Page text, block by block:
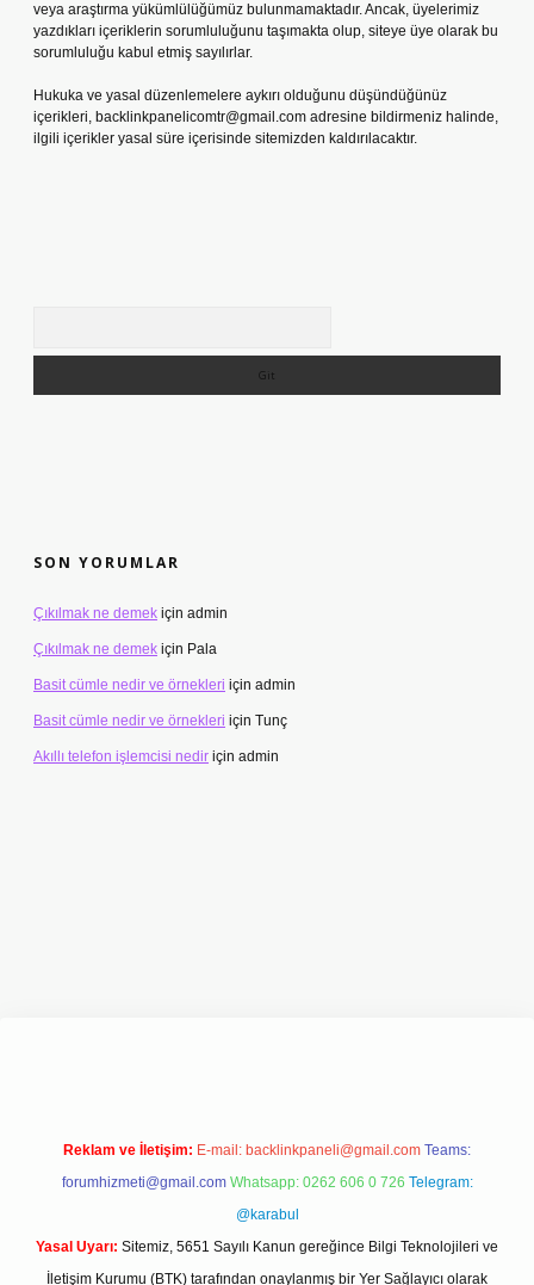
veya araştırma yükümlülüğümüz bulunmamaktadır. Ancak, üyelerimiz
yazdıkları içeriklerin sorumluluğunu taşımakta olup, siteye üye olarak bu
sorumluluğu kabul etmiş sayılırlar.
Hukuka ve yasal düzenlemelere aykırı olduğunu düşündüğünüz
içerikleri, backlinkpanelicomtr@gmail.com adresine bildirmeniz halinde,
ilgili içerikler yasal süre içerisinde sitemizden kaldırılacaktır.
SON YORUMLAR
Çıkılmak ne demek için admin
Çıkılmak ne demek için Pala
Basit cümle nedir ve örnekleri için admin
Basit cümle nedir ve örnekleri için Tunç
Akıllı telefon işlemcisi nedir için admin
Reklam ve İletişim: E-mail: backlinkpaneli@gmail.com Teams:
forumhizmeti@gmail.com Whatsapp: 0262 606 0 726 Telegram:
@karabul
Yasal Uyarı: Sitemiz, 5651 Sayılı Kanun gereğince Bilgi Teknolojileri ve
İletişim Kurumu (BTK) tarafından onaylanmış bir Yer Sağlayıcı olarak